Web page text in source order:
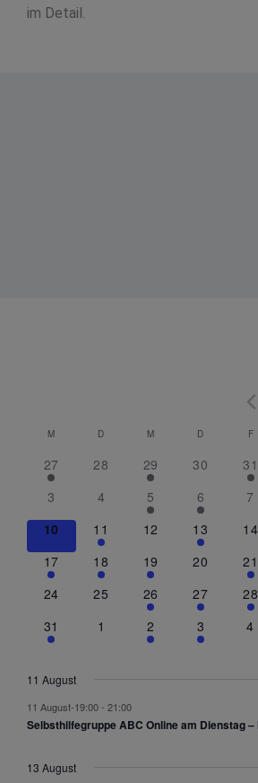
im Detail.
e
r
n
a
M D M D F
27 28 29 30 31
3
4 5 6 7
10
11 12 13 14
17
18 19 20 21
24
25 26 27 28
31
1 2 3 4
11 August
11 August-19:00- 21:00
Selbsthilfegruppe ABC Online am Dienstag –
13 August